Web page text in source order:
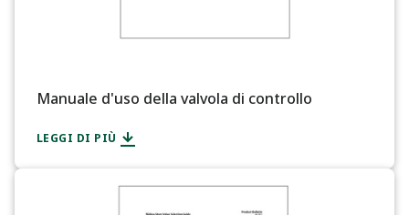
Manuale d'uso della valvola di controllo
LEGGI DI PIÙ